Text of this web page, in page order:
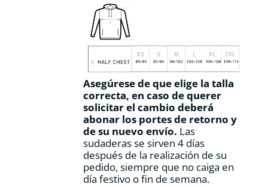
Asegúrese de que elige la talla
correcta, en caso de querer
solicitar el cambio deberá
abonar los portes de retorno y
de su nuevo envío. Las
sudaderas se sirven 4 días
después de la realización de su
pedido, siempre que no caiga en
día festivo o fin de semana.